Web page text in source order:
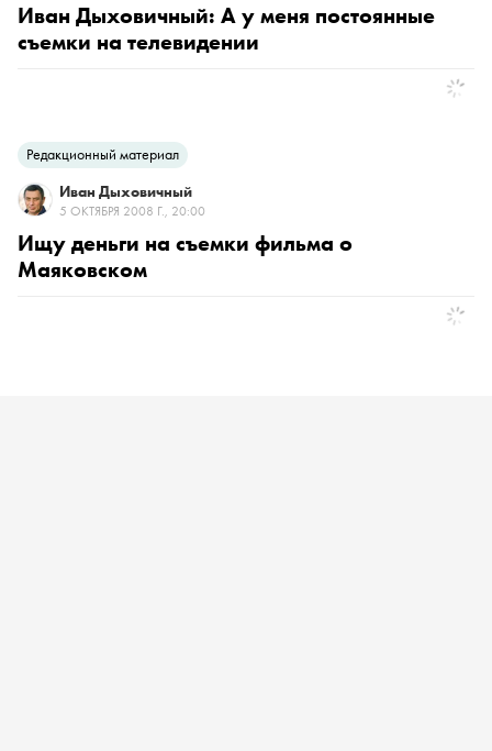
Иван Дыховичный: А у меня постоянные
съемки на телевидении
Редакционный материал
Иван Дыховичный
5 ОКТЯБРЯ 2008 Г., 20:00
Ищу деньги на съемки фильма о
Маяковском